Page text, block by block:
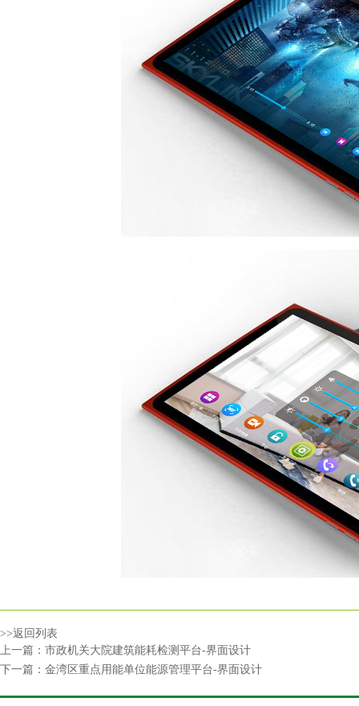
>>返回列表
上一篇： 市政机关大院建筑能耗检测平台-界面设计
下一篇： 金湾区重点用能单位能源管理平台-界面设计